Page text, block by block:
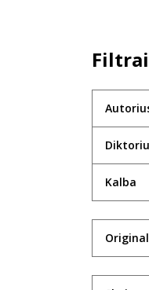
Filtrai
Kalba